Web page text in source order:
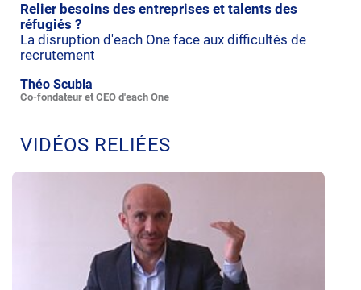
Relier besoins des entreprises et talents des
réfugiés ?
La disruption d'each One face aux difficultés de
recrutement
Théo Scubla
Co-fondateur et CEO d'each One
VIDÉOS RELIÉES